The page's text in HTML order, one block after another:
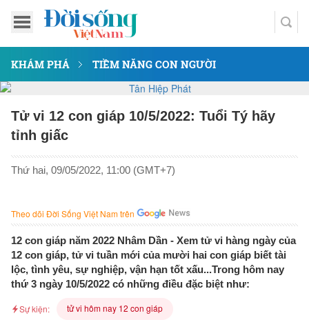
KHÁM PHÁ TIỀM NĂNG CON NGƯỜI
Tử vi 12 con giáp 10/5/2022: Tuổi Tý hãy
tỉnh giấc
Thứ hai, 09/05/2022, 11:00 (GMT+7)
Theo dõi Đời Sống Việt Nam trên
12 con giáp năm 2022 Nhâm Dần - Xem tử vi hàng ngày của
12 con giáp, tử vi tuần mới của mười hai con giáp biết tài
lộc, tình yêu, sự nghiệp, vận hạn tốt xấu...Trong hôm nay
thứ 3 ngày 10/5/2022 có những điều đặc biệt như:
Sự kiện: tử vi hôm nay 12 con giáp